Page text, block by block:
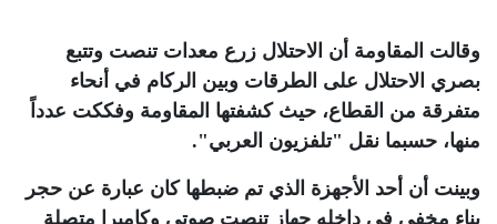
وقالت المقاومة أن الاحتلال زرع معدات تنصت وتتبع
بصري الاحتلال على الطرقات وبين الركام في أنحاء
متفرقة من القطاع، حيث كشفتها المقاومة وفككت عدداً
منها، حسبما نقل "تلفزيون العربي".
وبينت أن أحد الأجهزة الذي تم ضبطها كان عبارة عن حجر
بناء مخفي في داخله جهاز تنصت صوتي وكاميرا متصلة